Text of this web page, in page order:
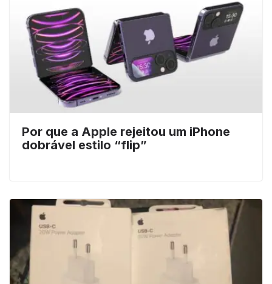
Por que a Apple rejeitou um iPhone
dobrável estilo “flip”